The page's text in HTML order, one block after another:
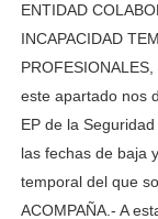
ENTIDAD
INCAPACIDAD
este apartado nos
EP de la
las fechas de baja
temporal del que
ACOMPAÑA.- A